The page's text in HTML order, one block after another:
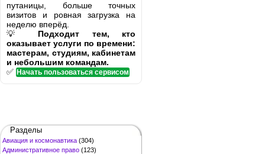
путаницы, больше точных
визитов и ровная загрузка на
неделю вперёд.
💡 Подходит тем, кто
оказывает услуги по времени:
мастерам, студиям, кабинетам
и небольшим командам.
✅ Начать пользоваться сервисом
Разделы
Авиация и космонавтика (304)
Административное право (123)